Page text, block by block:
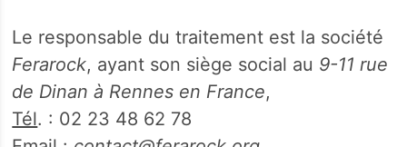
Le responsable du traitement est la société
Ferarock, ayant son siège social au 9-11 rue
de Dinan à Rennes en France,
Tél. : 02 23 48 62 78